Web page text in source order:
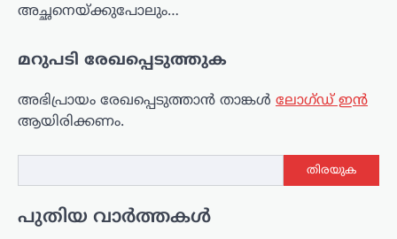
അച്ഛനെയ്ക്കുപോലും…
മറുപടി രേഖപ്പെടുത്തുക
അഭിപ്രായം രേഖപ്പെടുത്താ‍ൻ താങ്കൾ ലോഗ്ഡ് ഇൻ
ആയിരിക്കണം.
തിരയുക
പുതിയ വാർത്തകൾ